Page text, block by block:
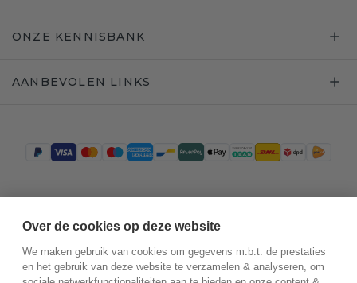
ONZE KENNISBANK
AANBEVOLEN LINKS
Over de cookies op deze website
We maken gebruik van cookies om gegevens m.b.t. de prestaties
en het gebruik van deze website te verzamelen & analyseren, om